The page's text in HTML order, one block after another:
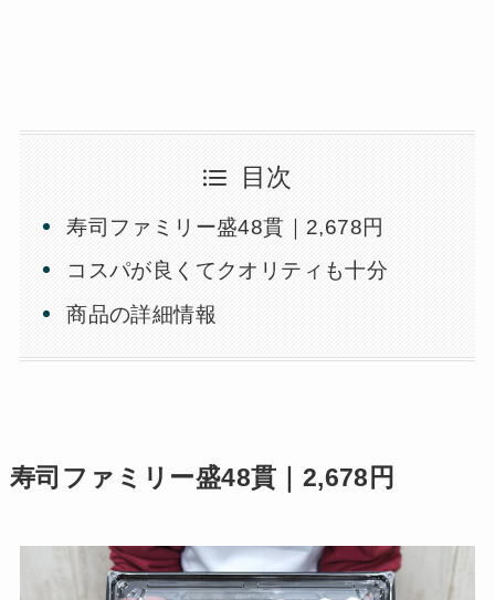
目次
寿司ファミリー盛48貫｜2,678円
コスパが良くてクオリティも十分
商品の詳細情報
寿司ファミリー盛48貫｜2,678円